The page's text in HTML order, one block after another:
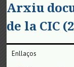
Arxiu
de la CIC
Enllaços